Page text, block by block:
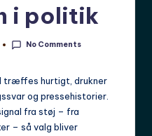
i politik
No Comments
træffes hurtigt, drukner
og pressehistorier.
fra støj – fra
– så valg bliver